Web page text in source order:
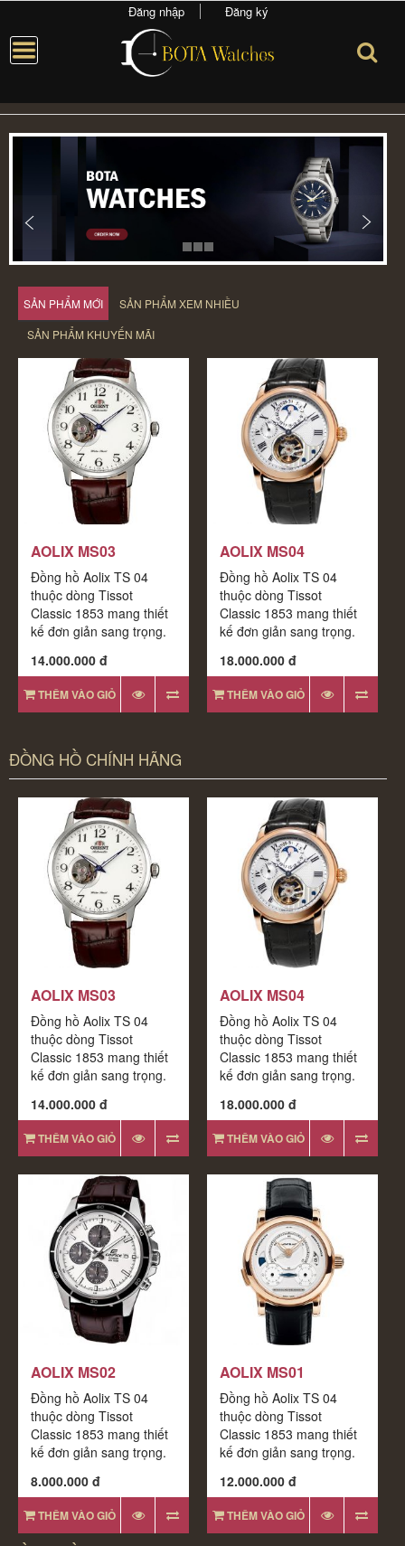
Đăng nhập Đăng ký
SẢN PHẨM MỚI
SẢN PHẨM XEM NHIỀU
SẢN PHẨM KHUYẾN MÃI
AOLIX MS03
Đồng hồ Aolix TS 04
thuộc dòng Tissot
Classic 1853 mang thiết
kế đơn giản sang trọng.
14.000.000 đ
THÊM VÀO GIỎ
AOLIX MS04
Đồng hồ Aolix TS 04
thuộc dòng Tissot
Classic 1853 mang thiết
kế đơn giản sang trọng.
18.000.000 đ
THÊM VÀO GIỎ
ĐỒNG HỒ CHÍNH HÃNG
AOLIX MS03
Đồng hồ Aolix TS 04
thuộc dòng Tissot
Classic 1853 mang thiết
kế đơn giản sang trọng.
14.000.000 đ
THÊM VÀO GIỎ
AOLIX MS04
Đồng hồ Aolix TS 04
thuộc dòng Tissot
Classic 1853 mang thiết
kế đơn giản sang trọng.
18.000.000 đ
THÊM VÀO GIỎ
AOLIX MS02
Đồng hồ Aolix TS 04
thuộc dòng Tissot
Classic 1853 mang thiết
kế đơn giản sang trọng.
8.000.000 đ
THÊM VÀO GIỎ
AOLIX MS01
Đồng hồ Aolix TS 04
thuộc dòng Tissot
Classic 1853 mang thiết
kế đơn giản sang trọng.
12.000.000 đ
THÊM VÀO GIỎ